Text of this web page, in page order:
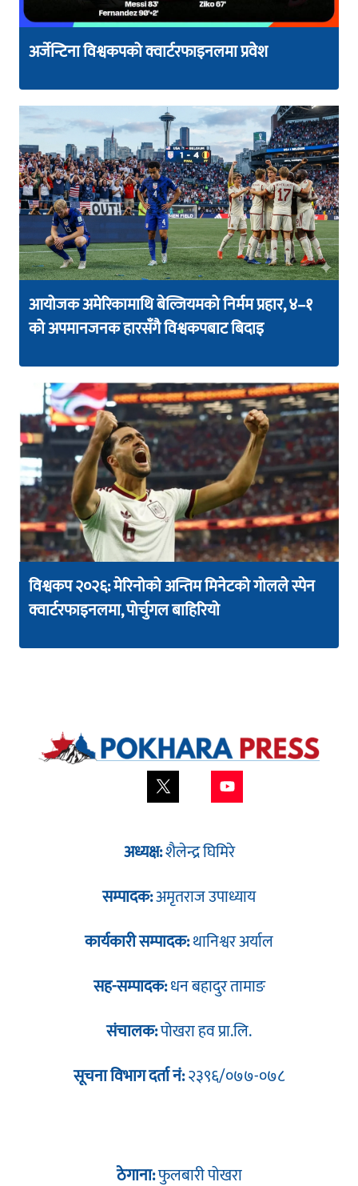
अर्जेन्टिना विश्वकपको क्वार्टरफाइनलमा प्रवेश
आयोजक अमेरिकामाथि बेल्जियमको निर्मम प्रहार, ४–१
को अपमानजनक हारसँगै विश्वकपबाट बिदाइ
विश्वकप २०२६: मेरिनोको अन्तिम मिनेटको गोलले स्पेन
क्वार्टरफाइनलमा, पोर्चुगल बाहिरियो
अध्यक्ष:शैलेन्द्र घिमिरे
सम्पादक:अमृतराज उपाध्याय
कार्यकारी सम्पादक:थानिश्वर अर्याल
सह-सम्पादक:धन बहादुर तामाङ
संचालक:पोखरा हव प्रा.लि.
सूचना विभाग दर्ता नं:२३९६/०७७-०७८
ठेगाना:फुलबारी पोखरा